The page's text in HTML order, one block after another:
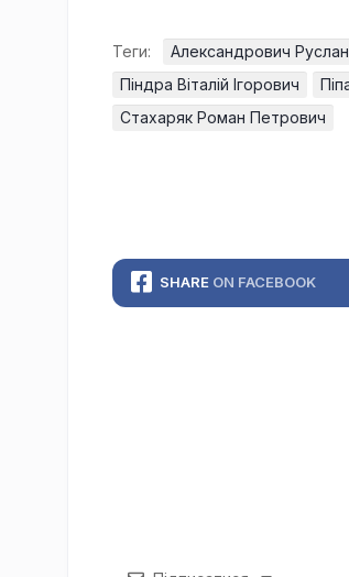
Теги: Александрович
Піндра Віталій Ігорович
Стахаряк Роман Петрович
SHARE ON FACEBOOK